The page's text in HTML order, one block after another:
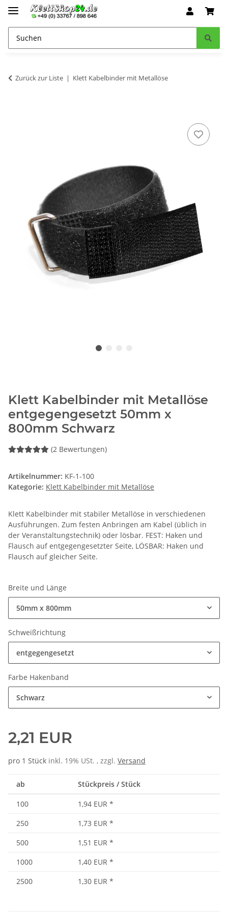
Zurück zur Liste Klett Kabelbinder mit Metallöse
Klett Kabelbinder mit Metallöse
entgegengesetzt 50mm x
800mm Schwarz
(2 Bewertungen)
Artikelnummer: KF-1-100
Kategorie: Klett Kabelbinder mit Metallöse
Klett Kabelbinder mit stabiler Metallöse in verschiedenen
Ausführungen. Zum festen Anbringen am Kabel (üblich in
der Veranstaltungstechnik) oder lösbar. FEST: Haken und
Flausch auf entgegengesetzter Seite, LÖSBAR: Haken und
Flausch auf gleicher Seite.
Breite und Länge
50mm x 800mm
Schweißrichtung
entgegengesetzt
Farbe Hakenband
Schwarz
2,21 EUR
pro 1 Stück inkl. 19% USt. , zzgl. Versand
ab Stückpreis / Stück
100 1,94 EUR *
250
1,73 EUR *
500
1,51 EUR *
1000
1,40 EUR *
2500
1,30 EUR *